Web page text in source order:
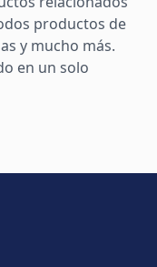
productos de
y mucho más.
en un solo